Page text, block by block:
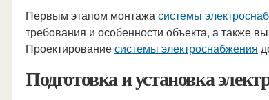
Первым этапом монтажасистемы
требования и особенности объекта, а также
Проектированиесистемы электроснабжения
Подготовка и установка